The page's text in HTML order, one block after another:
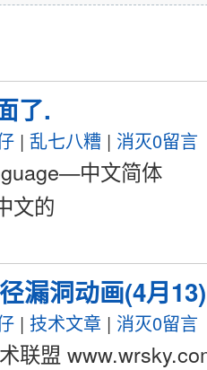
了.
| 乱七八糟 | 消灭0留言
中文简体
文的
漏洞动画(4月13)
| 技术文章 | 消灭0留言
联盟